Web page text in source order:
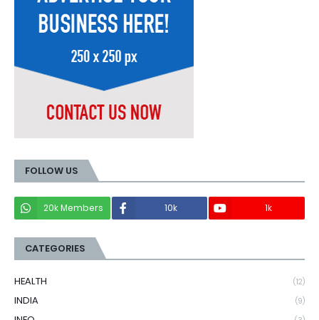
FOLLOW US
20k Members 10k 1k
CATEGORIES
HEALTH (12)
INDIA (9)